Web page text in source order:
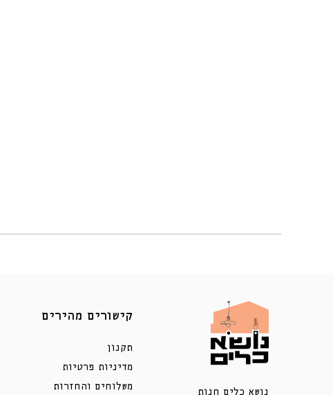
קישורים מהירים
תקנון
מדיניות פרטיות
משלוחים והחזרות
נושא כלים חנות